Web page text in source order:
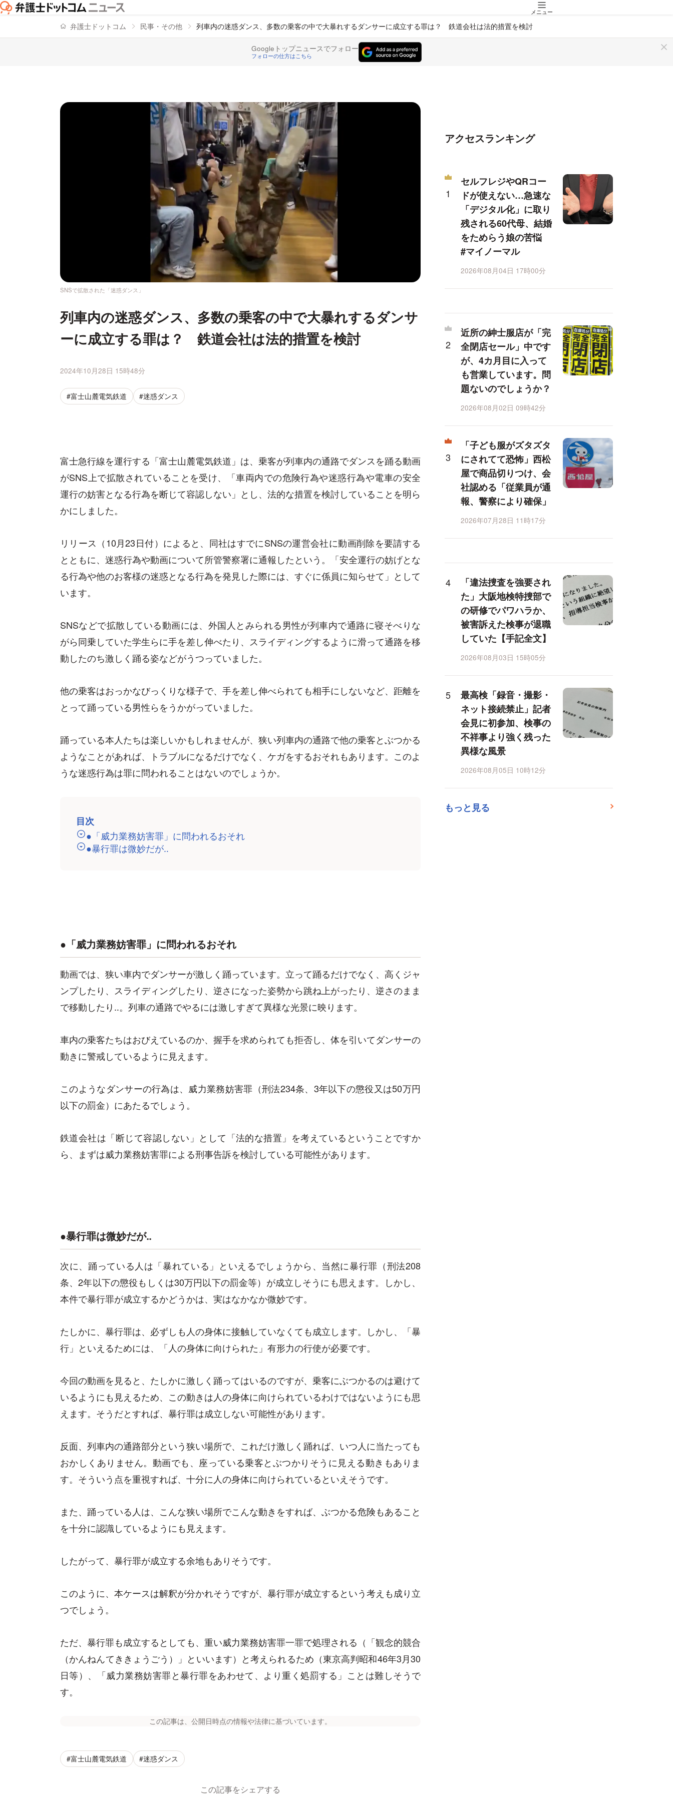
メニュー
弁護士ドットコム 民事・その他 列車内の迷惑ダンス、多数の乗客の中で大暴れするダンサーに成立する罪は？ 鉄道会社は法的措置を検討
Googleトップニュースでフォロー
フォローの仕方はこちら
SNSで拡散された「迷惑ダンス」
列車内の迷惑ダンス、多数の乗客の中で大暴れするダンサ
ーに成立する罪は？ 鉄道会社は法的措置を検討
2024年10月28日 15時48分
#富士山麓電気鉄道 #迷惑ダンス
富士急行線を運行する「富士山麓電気鉄道」は、乗客が列車内の通路でダンスを踊る動画
がSNS上で拡散されていることを受け、「車両内での危険行為や迷惑行為や電車の安全
運行の妨害となる行為を断じて容認しない」とし、法的な措置を検討していることを明ら
かにしました。
リリース（10月23日付）によると、同社はすでにSNSの運営会社に動画削除を要請する
とともに、迷惑行為や動画について所管警察署に通報したという。「安全運行の妨げとな
る行為や他のお客様の迷惑となる行為を発見した際には、すぐに係員に知らせて」として
います。
SNSなどで拡散している動画には、外国人とみられる男性が列車内で通路に寝そべりな
がら同乗していた学生らに手を差し伸べたり、スライディングするように滑って通路を移
動したのち激しく踊る姿などがうつっていました。
他の乗客はおっかなびっくりな様子で、手を差し伸べられても相手にしないなど、距離を
とって踊っている男性らをうかがっていました。
踊っている本人たちは楽しいかもしれませんが、狭い列車内の通路で他の乗客とぶつかる
ようなことがあれば、トラブルになるだけでなく、ケガをするおそれもあります。このよ
うな迷惑行為は罪に問われることはないのでしょうか。
目次
●「威力業務妨害罪」に問われるおそれ
●暴行罪は微妙だが‥
●「威力業務妨害罪」に問われるおそれ
動画では、狭い車内でダンサーが激しく踊っています。立って踊るだけでなく、高くジャ
ンプしたり、スライディングしたり、逆さになった姿勢から跳ね上がったり、逆さのまま
で移動したり‥。列車の通路でやるには激しすぎて異様な光景に映ります。
車内の乗客たちはおびえているのか、握手を求められても拒否し、体を引いてダンサーの
動きに警戒しているように見えます。
このようなダンサーの行為は、威力業務妨害罪（刑法234条、3年以下の懲役又は50万円
以下の罰金）にあたるでしょう。
鉄道会社は「断じて容認しない」として「法的な措置」を考えているということですか
ら、まずは威力業務妨害罪による刑事告訴を検討している可能性があります。
●暴行罪は微妙だが‥
次に、踊っている人は「暴れている」といえるでしょうから、当然に暴行罪（刑法208
条、2年以下の懲役もしくは30万円以下の罰金等）が成立しそうにも思えます。しかし、
本件で暴行罪が成立するかどうかは、実はなかなか微妙です。
たしかに、暴行罪は、必ずしも人の身体に接触していなくても成立します。しかし、「暴
行」といえるためには、「人の身体に向けられた」有形力の行使が必要です。
今回の動画を見ると、たしかに激しく踊ってはいるのですが、乗客にぶつかるのは避けて
いるようにも見えるため、この動きは人の身体に向けられているわけではないようにも思
えます。そうだとすれば、暴行罪は成立しない可能性があります。
反面、列車内の通路部分という狭い場所で、これだけ激しく踊れば、いつ人に当たっても
おかしくありません。動画でも、座っている乗客とぶつかりそうに見える動きもありま
す。そういう点を重視すれば、十分に人の身体に向けられているといえそうです。
また、踊っている人は、こんな狭い場所でこんな動きをすれば、ぶつかる危険もあること
を十分に認識しているようにも見えます。
したがって、暴行罪が成立する余地もありそうです。
このように、本ケースは解釈が分かれそうですが、暴行罪が成立するという考えも成り立
つでしょう。
ただ、暴行罪も成立するとしても、重い威力業務妨害罪一罪で処理される（「観念的競合
（かんねんてききょうごう）」といいます）と考えられるため（東京高判昭和46年3月30
日等）、「威力業務妨害罪と暴行罪をあわせて、より重く処罰する」ことは難しそうで
す。
この記事は、公開日時点の情報や法律に基づいています。
#富士山麓電気鉄道 #迷惑ダンス
この記事をシェアする
アクセスランキング
セルフレジやQRコー
ドが使えない…急速な
「デジタル化」に取り
残される60代母、結婚
をためらう娘の苦悩
#マイノーマル
2026年08月04日 17時00分
近所の紳士服店が「完
全閉店セール」中です
が、4カ月目に入って
も営業しています。問
題ないのでしょうか？
2026年08月02日 09時42分
「子ども服がズタズタ
にされてて恐怖」西松
屋で商品切りつけ、会
社認める「従業員が通
報、警察により確保」
2026年07月28日 11時17分
「違法捜査を強要され
た」大阪地検特捜部で
の研修でパワハラか、
被害訴えた検事が退職
していた【手記全文】
2026年08月03日 15時05分
最高検「録音・撮影・
ネット接続禁止」記者
会見に初参加、検事の
不祥事より強く残った
異様な風景
2026年08月05日 10時12分
もっと見る